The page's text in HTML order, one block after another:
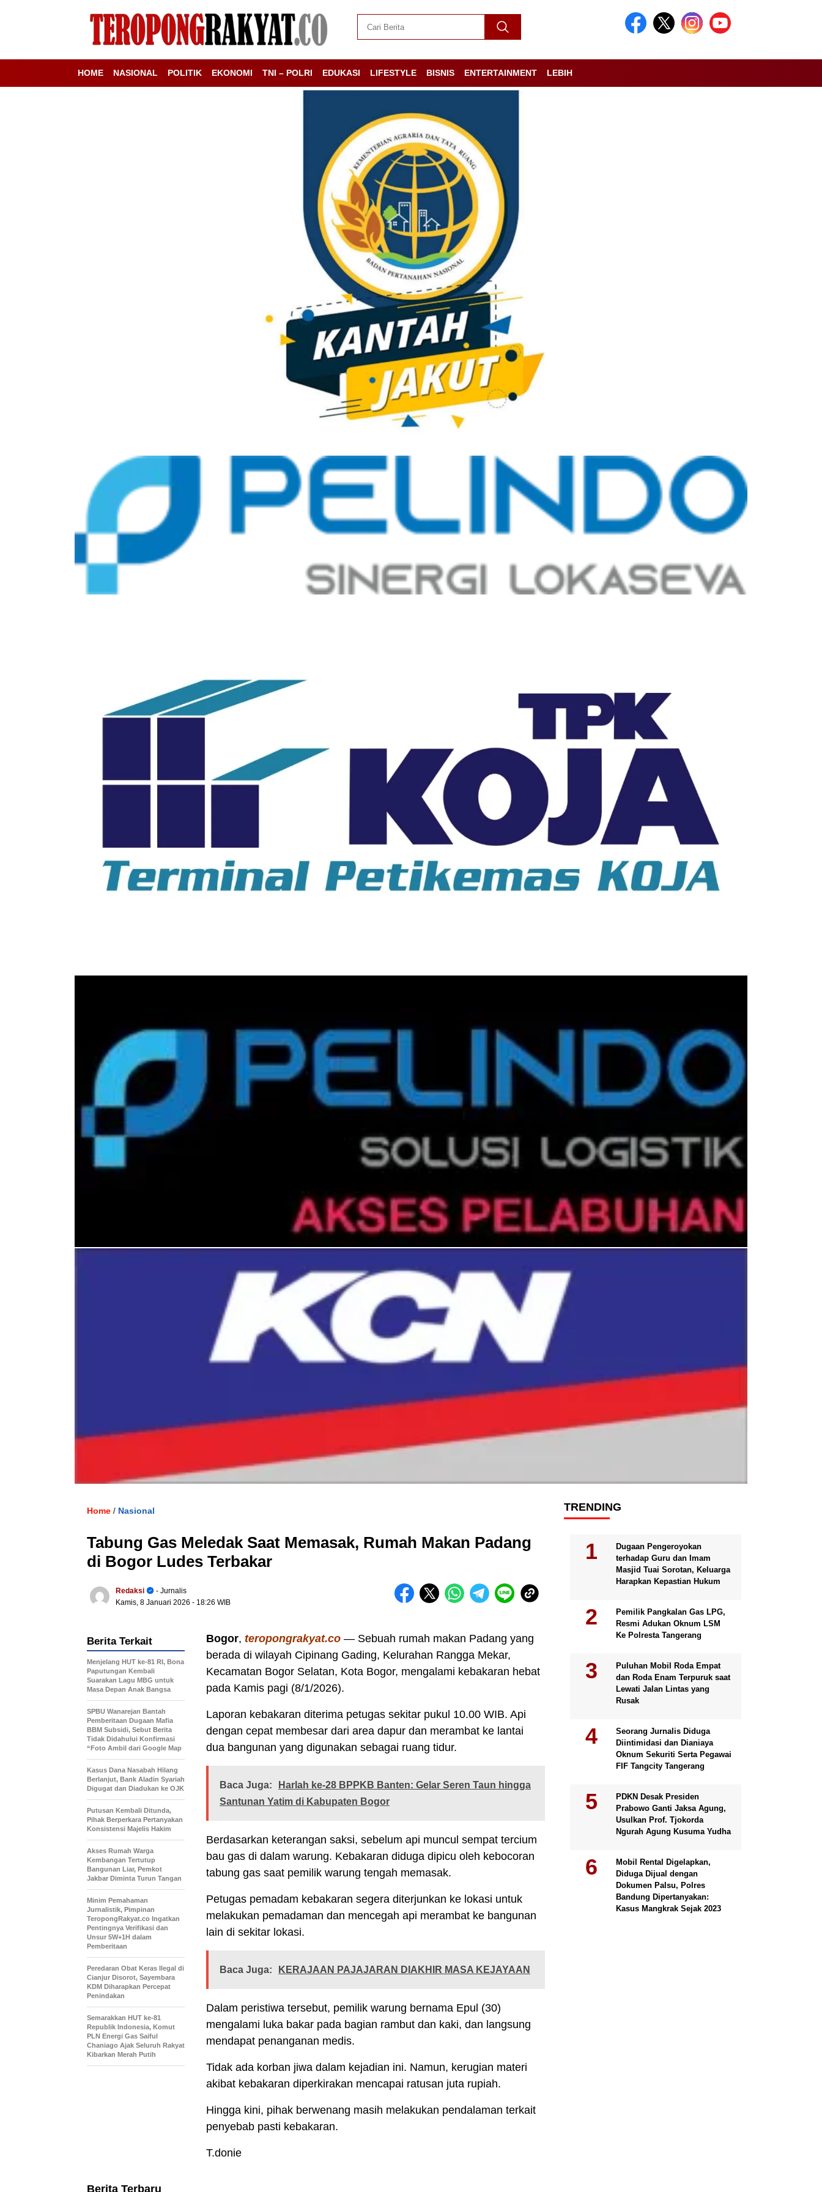
HOME NASIONAL POLITIK EKONOMI TNI – POLRI EDUKASI LIFESTYLE BISNIS ENTERTAINMENT LEBIH
Home / Nasional
Tabung Gas Meledak Saat Memasak, Rumah Makan Padang
di Bogor Ludes Terbakar
Redaksi
- Jurnalis
Kamis, 8 Januari 2026 - 18:26 WIB
Bogor, teropongrakyat.co — Sebuah rumah makan Padang yang
berada di wilayah Cipinang Gading, Kelurahan Rangga Mekar,
Kecamatan Bogor Selatan, Kota Bogor, mengalami kebakaran hebat
pada Kamis pagi (8/1/2026).
Laporan kebakaran diterima petugas sekitar pukul 10.00 WIB. Api
dengan cepat membesar dari area dapur dan merambat ke lantai
dua bangunan yang digunakan sebagai ruang tidur.
Baca Juga:
Harlah ke-28 BPPKB Banten: Gelar Seren Taun hingga
Santunan Yatim di Kabupaten Bogor
Berdasarkan keterangan saksi, sebelum api muncul sempat tercium
bau gas di dalam warung. Kebakaran diduga dipicu oleh kebocoran
tabung gas saat pemilik warung tengah memasak.
Petugas pemadam kebakaran segera diterjunkan ke lokasi untuk
melakukan pemadaman dan mencegah api merambat ke bangunan
lain di sekitar lokasi.
Baca Juga: KERAJAAN PAJAJARAN DIAKHIR MASA KEJAYAAN
Dalam peristiwa tersebut, pemilik warung bernama Epul (30)
mengalami luka bakar pada bagian rambut dan kaki, dan langsung
mendapat penanganan medis.
Tidak ada korban jiwa dalam kejadian ini. Namun, kerugian materi
akibat kebakaran diperkirakan mencapai ratusan juta rupiah.
Hingga kini, pihak berwenang masih melakukan pendalaman terkait
penyebab pasti kebakaran.
T.donie
Berita Terkait
Menjelang HUT ke-81 RI, Bona
Paputungan Kembali
Suarakan Lagu MBG untuk
Masa Depan Anak Bangsa
SPBU Wanarejan Bantah
Pemberitaan Dugaan Mafia
BBM Subsidi, Sebut Berita
Tidak Didahului Konfirmasi
“Foto Ambil dari Google Map
Kasus Dana Nasabah Hilang
Berlanjut, Bank Aladin Syariah
Digugat dan Diadukan ke OJK
Putusan Kembali Ditunda,
Pihak Berperkara Pertanyakan
Konsistensi Majelis Hakim
Akses Rumah Warga
Kembangan Tertutup
Bangunan Liar, Pemkot
Jakbar Diminta Turun Tangan
Minim Pemahaman
Jurnalistik, Pimpinan
TeropongRakyat.co Ingatkan
Pentingnya Verifikasi dan
Unsur 5W+1H dalam
Pemberitaan
Peredaran Obat Keras Ilegal di
Cianjur Disorot, Sayembara
KDM Diharapkan Percepat
Penindakan
Semarakkan HUT ke-81
Republik Indonesia, Komut
PLN Energi Gas Saiful
Chaniago Ajak Seluruh Rakyat
Kibarkan Merah Putih
Berita Terbaru
TRENDING
Dugaan Pengeroyokan
terhadap Guru dan Imam
Masjid Tuai Sorotan, Keluarga
Harapkan Kepastian Hukum
Pemilik Pangkalan Gas LPG,
Resmi Adukan Oknum LSM
Ke Polresta Tangerang
Puluhan Mobil Roda Empat
dan Roda Enam Terpuruk saat
Lewati Jalan Lintas yang
Rusak
Seorang Jurnalis Diduga
Diintimidasi dan Dianiaya
Oknum Sekuriti Serta Pegawai
FIF Tangcity Tangerang
PDKN Desak Presiden
Prabowo Ganti Jaksa Agung,
Usulkan Prof. Tjokorda
Ngurah Agung Kusuma Yudha
Mobil Rental Digelapkan,
Diduga Dijual dengan
Dokumen Palsu, Polres
Bandung Dipertanyakan:
Kasus Mangkrak Sejak 2023